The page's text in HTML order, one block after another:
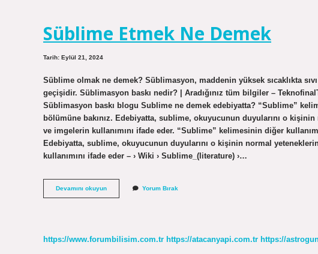
Süblime Etmek Ne Demek
Tarih: Eylül 21, 2024
Süblime olmak ne demek? Süblimasyon, maddenin yüksek sıcaklıkta
geçişidir. Süblimasyon baskı nedir? | Aradığınız tüm bilgiler –
Süblimasyon baskı blogu Sublime ne demek edebiyatta? “Sublime”
bölümüne bakınız. Edebiyatta, sublime, okuyucunun duyularını o
ve imgelerin kullanımını ifade eder. “Sublime” kelimesinin diğer
Edebiyatta, sublime, okuyucunun duyularını o kişinin normal
kullanımını ifade eder – › Wiki › Sublime_(literature) ›…
Devamını okuyunSüblime
Etmek
Yorum Bırak
https://www.forumbilisim.com.tr https://atacanyapi.com.tr https://